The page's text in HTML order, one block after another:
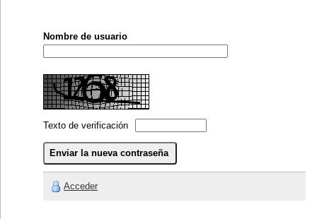
Nombre de usuario
Texto de verificación
Acceder